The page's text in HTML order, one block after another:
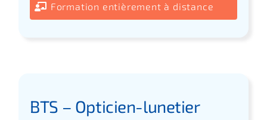
Formation entièrement à distance
BTS – Opticien-lunetier